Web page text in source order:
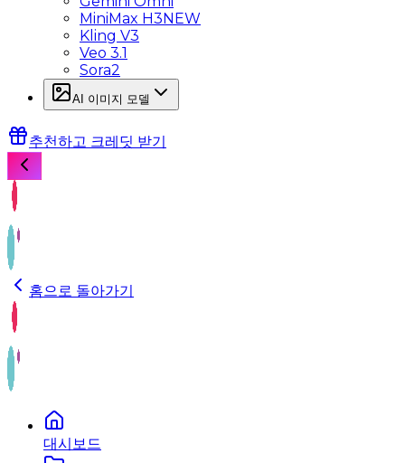
MiniMax H3NEW
Kling V3
Veo 3.1
Sora2
AI 이미지 모델
추천하고 크레딧 받기
홈으로 돌아가기
대시보드